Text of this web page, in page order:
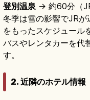
登別温泉 → 約60分（
冬季は雪の影響でJR
をもったスケジュール
バスやレンタカーを代
す。
2. 近隣のホテル情報